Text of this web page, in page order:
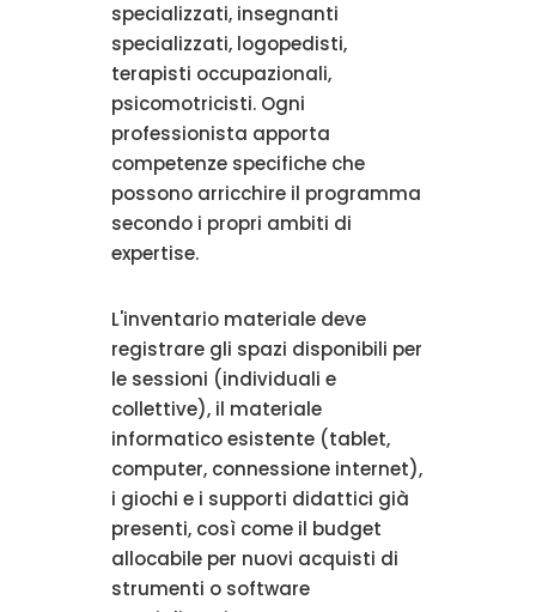
specializzati, insegnanti
specializzati, logopedisti,
terapisti occupazionali,
psicomotricisti. Ogni
professionista apporta
competenze specifiche che
possono arricchire il programma
secondo i propri ambiti di
expertise.
L'inventario materiale deve
registrare gli spazi disponibili per
le sessioni (individuali e
collettive), il materiale
informatico esistente (tablet,
computer, connessione internet),
i giochi e i supporti didattici già
presenti, così come il budget
allocabile per nuovi acquisti di
strumenti o software